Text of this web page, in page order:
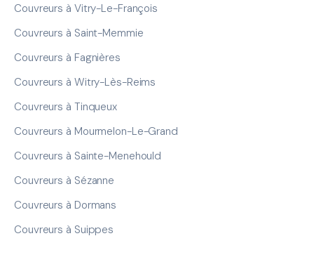
Couvreurs à Vitry-Le-François
Couvreurs à Saint-Memmie
Couvreurs à Fagnières
Couvreurs à Witry-Lès-Reims
Couvreurs à Tinqueux
Couvreurs à Mourmelon-Le-Grand
Couvreurs à Sainte-Menehould
Couvreurs à Sézanne
Couvreurs à Dormans
Couvreurs à Suippes